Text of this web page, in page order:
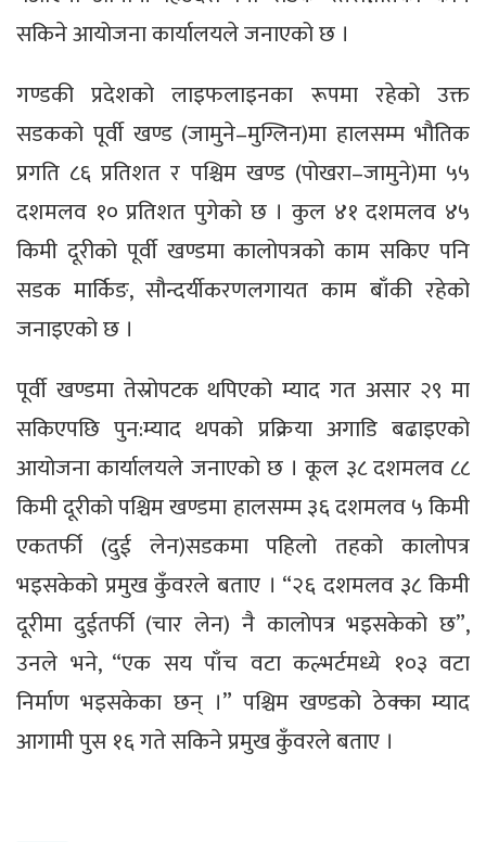
सकिने आयोजना कार्यालयले जनाएको छ ।
गण्डकी प्रदेशको लाइफलाइनका रूपमा रहेको उक्त
सडकको पूर्वी खण्ड (जामुने–मुग्लिन)मा हालसम्म भौतिक
प्रगति ८६ प्रतिशत र पश्चिम खण्ड (पोखरा–जामुने)मा ५५
दशमलव १० प्रतिशत पुगेको छ । कुल ४१ दशमलव ४५
किमी दूरीको पूर्वी खण्डमा कालोपत्रको काम सकिए पनि
सडक मार्किङ, सौन्दर्यीकरणलगायत काम बाँकी रहेको
जनाइएको छ ।
पूर्वी खण्डमा तेस्रोपटक थपिएको म्याद गत असार २९ मा
सकिएपछि पुन:म्याद थपको प्रक्रिया अगाडि बढाइएको
आयोजना कार्यालयले जनाएको छ । कूल ३८ दशमलव ८८
किमी दूरीको पश्चिम खण्डमा हालसम्म ३६ दशमलव ५ किमी
एकतर्फी (दुई लेन)सडकमा पहिलो तहको कालोपत्र
भइसकेको प्रमुख कुँवरले बताए । “२६ दशमलव ३८ किमी
दूरीमा दुईतर्फी (चार लेन) नै कालोपत्र भइसकेको छ”,
उनले भने, “एक सय पाँच वटा कल्भर्टमध्ये १०३ वटा
निर्माण भइसकेका छन् ।” पश्चिम खण्डको ठेक्का म्याद
आगामी पुस १६ गते सकिने प्रमुख कुँवरले बताए ।